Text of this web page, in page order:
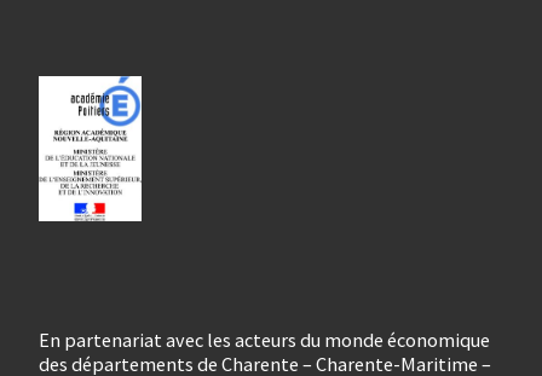
En partenariat avec les acteurs du monde économique
des départements de Charente – Charente-Maritime –